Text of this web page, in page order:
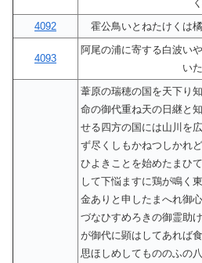
4092
霍公鳥いとねたけくは
4093
阿尾の浦に寄する白波い
い
葦原の瑞穂の国を天下り
命の御代重ね天の日継と
せる四方の国には山川を
ず尽くしもかねつしかれ
ひよきことを始めたまひ
して下悩ますに鶏が鳴く
金ありと申したまへれ御
づなひすめろきの御霊助
が御代に顕はしてあれば
思ほしめしてもののふの